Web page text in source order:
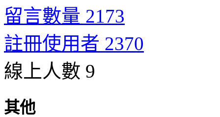
留言數量 2173
註冊使用者 2370
線上人數 9
其他